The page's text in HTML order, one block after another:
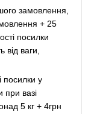
замовлення,
+ 25
посилки
від ваги,
у
при вазі
5 кг + 4грн